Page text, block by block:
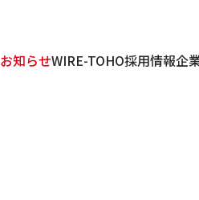
お知らせWIRE-TOHO採用情報企